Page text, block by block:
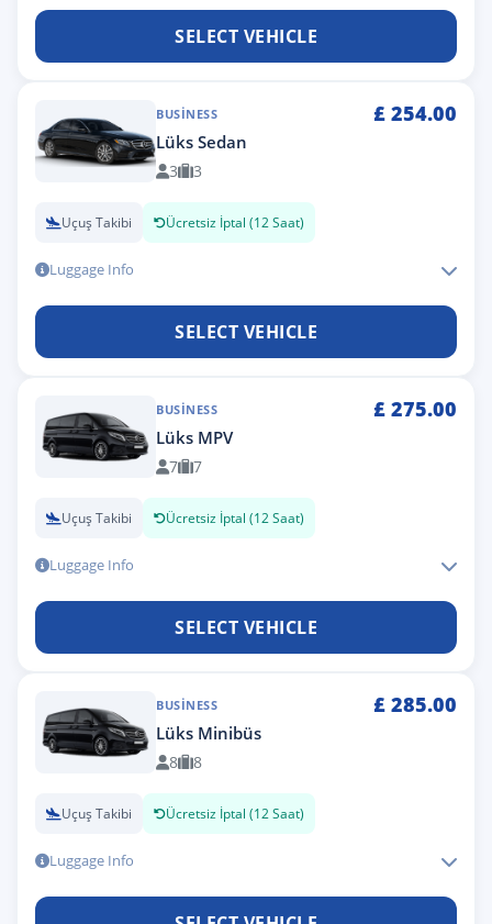
SELECT VEHICLE
BUSINESS £ 254.00
Lüks Sedan
3 3
Uçuş Takibi Ücretsiz İptal (12 Saat)
Luggage Info
SELECT VEHICLE
BUSINESS £ 275.00
Lüks MPV
7 7
Uçuş Takibi Ücretsiz İptal (12 Saat)
Luggage Info
SELECT VEHICLE
BUSINESS £ 285.00
Lüks Minibüs
8 8
Uçuş Takibi Ücretsiz İptal (12 Saat)
Luggage Info